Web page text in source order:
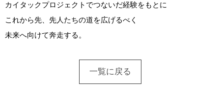
カイタックプロジェクトでつないだ経験をもとに
これから先、先人たちの道を広げるべく
未来へ向けて奔走する。
一覧に戻る